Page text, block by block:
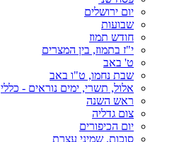
יום ירושלים
שבועות
חודש תמוז
י"ז בתמוז, בין המצרים
ט' באב
שבת נחמו, ט"ו באב
אלול, תשרי, ימים נוראים - כללי
ראש השנה
צום גדליה
יום הכיפורים
סוכות, שמיני עצרת